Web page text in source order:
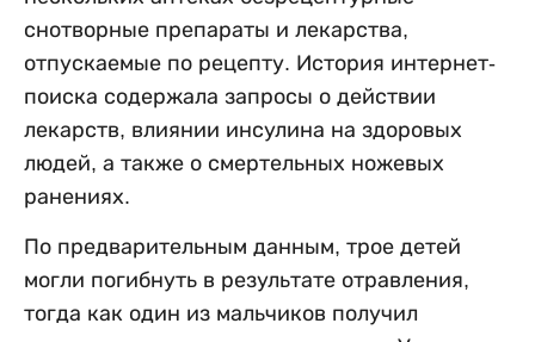
снотворные препараты и лекарства,
отпускаемые по рецепту. История интернет-
поиска содержала запросы о действии
лекарств, влиянии инсулина на здоровых
людей, а также о смертельных ножевых
ранениях.
По предварительным данным, трое детей
могли погибнуть в результате отравления,
тогда как один из мальчиков получил